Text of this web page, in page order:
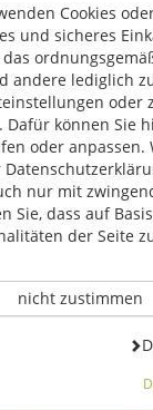
Michael
Cookies
und sicheres
andere lediglich
oder
Dafür können Sie
oder anpassen.
nur mit
Sie, dass auf
der Seite
Datenverarbeitung
nicht zustimmen